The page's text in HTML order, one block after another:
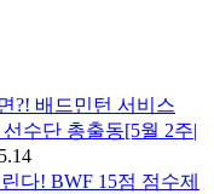
?! 배드민턴 서비스
선수단 총출동[5월 2주|
다! BWF 15점 점수제